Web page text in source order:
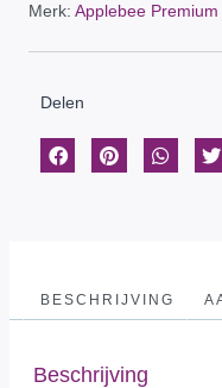
Merk: Applebee
Delen
BESCHRIJVING
Beschrijving